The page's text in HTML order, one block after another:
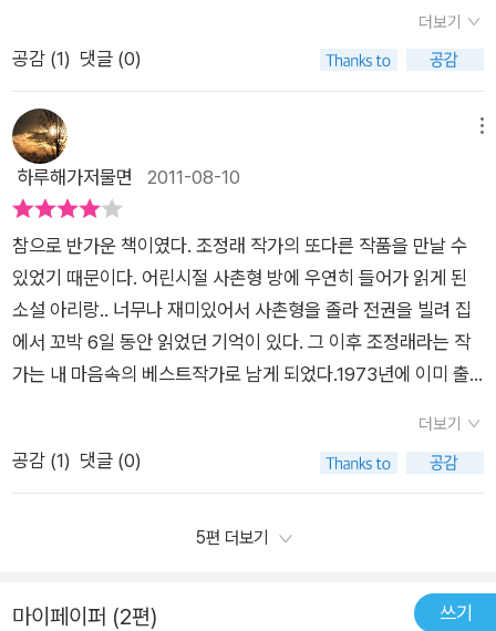
이들을... 다 체념한 복천영감의 말이 심장을 무너지게 만든다. 비
렁뱅이 짓거리 허는 사람만 비렁뱅이제 그 자석덜언 비렁뱅이가
아닌법잉께. 비렁뱅이 되라고 비렁뱅이 짓거리 혀서 먹여살리는
것이 아니랑께. 이 애비는 무신 짓얼 혀서라도 느그덜 밥 안 굶기
고 살릴 팅게. ... 허기넌 사람 사는 한평생이 이러나저러나 빙신
응 빙신인디. 그려도 배부른 빙신이 낫고 권세 있는 빙신이 난 법
잉께. P.282~283
에 눌리워진 사회 빈민의 삶이자 도시의 사회문제를 여실히 보여
주는 모습이기도 합니다. 국민의 소득은 계속 증가하지만 추락하
는 사람들의 비참함과 슬픔 또한 계속 증가하는 현실의 모습은 우
리 부모들의 세대, 우리의 이웃의 현재의 모습을 함께 보여주고
있습니다. 단지 한세대 지나갈 뿐이지만 기억하는 사람들도 없고
공감하는 사람도 없어지는 현대사회에 <비탈진 음지>는 어떠한
계속되는 현실의 답답함, 외면해온 그들의 아픔, 삶의 터전의 위
태로움 속에서도 생을 이어가는 모습은 도시의 야박함과 난폭함
그리고 잔혹함을 비추는 도구일까요? 하고 싶은 말도 많고 나누
고 싶은 말도 많기에 중편이 장편이 되었다고 생각합니다. 또한
우리 시대의 양심과 도덕을 일깨우기 부활한 책이라고 생각할 수
도 있을 것입니다. 하지만 새로 탄생하여 우리 곁에 돌아온 <비
탈진 음지>가 말하는 그것은 시대의 아픔이 요구하는 목소리이
는 것이었다. 옛날 자신이 그러했고, 지금 그 아가씨가 또 당하고
씨와 비슷했고 더욱이 당한 일이 흡사해서 더 분하고 기가 막히는
다. 아니 존재할 수밖에 없는 것 같다. 부자여서행복하거나 가난
하다고 해서 불행하지는 않을 것이다. 하지만 가난 속에 절망적인
적 배경으로 전개되는 이 이야기는 가난한 환경과 서민의 생활이
그 당시에 어떠하였는지를 거침없이 보여주고 있었다. 그리고 주
인공 ‘복천’을 보며 보이지 않는 무거운 짐을 안고 살아가는 모습
에 안타깝기만 했다. 무엇보다 1970년대의 모습이 저러했다는
것에 가슴이 먹먹해지기도 했다. ‘복천’은 구수한 사투리를 쓰며
농사꾼 생활을 하던 중 부인이 말기 암이라는 진단을 받게 된다.
병원비와 약값과 생활고에 시달려 논도 팔게 되고 결국 남의 소까
지 빌려서 몰래 팔게 된다. 그렇게 소를 판 돈으로 자식과 함께 서
울로 야반도주를 선택하게 된다. 그 상황에서 ‘복천’은 그 방법이
곳에서 갈팡질팡하던 중 고마운 떡 파는 아주머니를 만나서 임시
거처와 함께 판자촌에 들어가게 된다. 서울의 야박한 인심에 살아
야겠다는 생각으로 이런저런 일을 알아보지만, 생각처럼 쉽지만
은 않았다. 그들은 안타깝게 지켜보던 떡 파는 아주머니가 땅콩장
둑맞게 되고 자신에게 많은 도움을 준 떡 파는 아주머니는 연탄가
이 빈곤층이라는 기사도있었지만 그렇게 노년에 어렵게 사시는
분들이 많은 이유는 뭘까요... 젊어서는 자식 키우고 공부시키느라
임지는게 당연하던 시절이라 당신들의 노후를 준비해야 한다는
생각을 하지 못했던 분들이 많았을거라 짐작했었습니다. <비탈
진 음지>의 첫머리를 읽고 나니 또 다른 이유도 있겠구나 하는
이 6,70년대 '무작정 상경 1세대'라고 말합니다. 산업화가 한참이
던 그 시절, 농촌 인구는 대거 도시로 이동합니다. 그들은 농부에
서 도시빈민으로 전락했고 크게 달라지지 않은 모습으로 40년이
지난 지금도 존재하고 있다는 거죠. '무작정 상경 1세대'에게 도시
는 얼마나 팍팍하고 살기 힘든 곳이었을까요. 도시의 삶이 편안하
게 느껴지는 서울토박이인 나도 도시가 갑갑하게 느껴질 때가 있
는데 아무것도 손에 쥔것 없고 비빌 언덕이 되어줄 아는 사람 하
은 아내의 병으로 인해 빚을 지고 아이 둘을 데리고 고향을 떠나
시작한 서울 생활은 녹록치가 않습니다. 맨몸으로 시작할 수 있는
더보기
공감 (1) 댓글 (0)
하루해가저물면 2011-08-10
참으로 반가운 책이였다. 조정래 작가의 또다른 작품을 만날 수
있었기 때문이다. 어린시절 사촌형 방에 우연히 들어가 읽게 된
소설 아리랑.. 너무나 재미있어서 사촌형을 졸라 전권을 빌려 집
에서 꼬박 6일 동안 읽었던 기억이 있다. 그 이후 조정래라는 작
가는 내 마음속의 베스트작가로 남게 되었다.1973년에 이미 출
세상의 빛을 본 작품이라 할 수 있다.제목에서도 알 수 있듯이 부
정적인 이미지가 강하게 느껴진다. 제목의 필체 또한 무언가 싸늘
피하지는 않다는 것을 알 수 있다.책이 줄거리는 1970년대 시골
자녀들과 남몰래 서울로 도주해 그곳에서 정착하기까지 겪은 일
더보기
공감 (1) 댓글 (0)
5편 더보기
마이페이퍼 (2편) 쓰기